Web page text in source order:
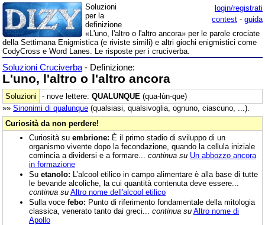
login/registrati
contest - guida
Soluzioni
per la
definizione
«L'uno, l'altro o l'altro ancora» per le parole crociate
della Settimana Enigmistica (e riviste simili) e altri giochi enigmistici come
CodyCross e Word Lanes. Le risposte per i cruciverba.
Soluzioni Cruciverba - Definizione:
L'uno, l'altro o l'altro ancora
Soluzioni - nove lettere: QUALUNQUE (qua-lùn-que)
»» Sinonimi di qualunque (qualsiasi, qualsivoglia, ognuno, ciascuno, ...).
Curiosità da non perdere!
Curiosità su embrione: È il primo stadio di sviluppo di un
organismo vivente dopo la fecondazione, quando la cellula iniziale
comincia a dividersi e a formare... continua su Un abbozzo ancora
in formazione
Su etanolo: L’alcool etilico in campo alimentare è alla base di tutte
le bevande alcoliche, la cui quantità contenuta deve essere...
continua su Altro nome dell'alcool etilico
Sulla voce febo: Punto di riferimento fondamentale della mitologia
classica, venerato tanto dai greci... continua su Altro nome di
Apollo